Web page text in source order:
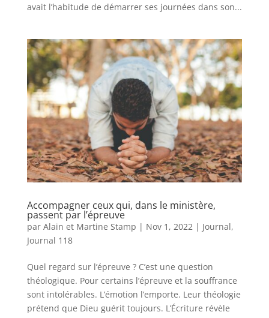
avait l’habitude de démarrer ses journées dans son...
Accompagner ceux qui, dans le ministère,
passent par l’épreuve
par Alain et Martine Stamp | Nov 1, 2022| Journal,
Journal 118
Quel regard sur l’épreuve ? C’est une question
théologique. Pour certains l’épreuve et la souffrance
sont intolérables. L’émotion l’emporte. Leur théologie
prétend que Dieu guérit toujours. L’Écriture révèle